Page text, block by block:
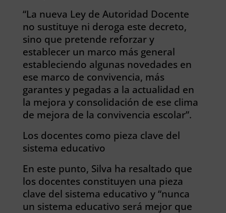
“La nueva Ley de Autoridad Docente
no sustituye ni deroga este decreto,
sino que pretende reforzar y
establecer un marco más general
estableciendo algunas novedades en
ese marco de convivencia, más
garantes y pegadas a la actualidad en
la mejora y consolidación de ese clima
de mejora de la convivencia escolar”.
Los docentes como pieza clave del
sistema educativo
En este punto, Silva ha resaltado que
los docentes constituyen una pieza
clave del sistema educativo y “nunca
un sistema educativo será mejor que